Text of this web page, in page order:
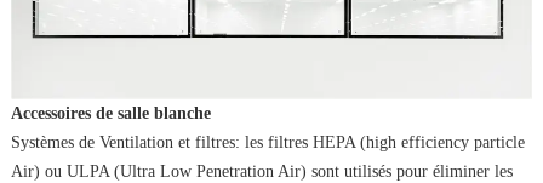
Accessoires de salle blanche
Systèmes de Ventilation et filtres: les filtres HEPA (high efficiency particle
Air) ou ULPA (Ultra Low Penetration Air) sont utilisés pour éliminer les